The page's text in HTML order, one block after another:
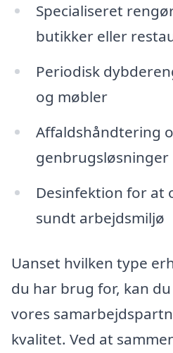
Specialiseret
butikker eller
Periodisk
og møbler
Affaldshåndtering
genbrugsløsninger
Desinfektion for at
sundt arbejdsmiljø
Uanset hvilken type
du har brug for, kan
vores
kvalitet. Ved at